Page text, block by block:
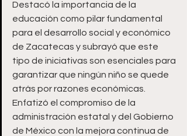
Destacó la importancia de la
educación como pilar fundamental
para el desarrollo social y económico
de Zacatecas y subrayó que este
tipo de iniciativas son esenciales para
garantizar que ningún niño se quede
atrás por razones económicas.
Enfatizó el compromiso de la
administración estatal y del Gobierno
de México con la mejora continua de